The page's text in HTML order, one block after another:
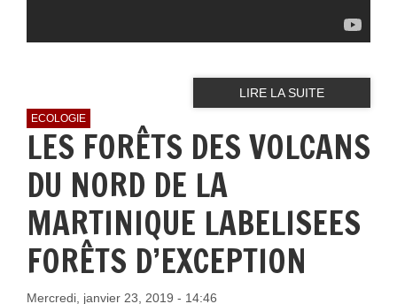
LIRE LA SUITE
ECOLOGIE
LES FORÊTS DES VOLCANS
DU NORD DE LA
MARTINIQUE LABELISEES
FORÊTS D’EXCEPTION
Mercredi, janvier 23, 2019 - 14:46